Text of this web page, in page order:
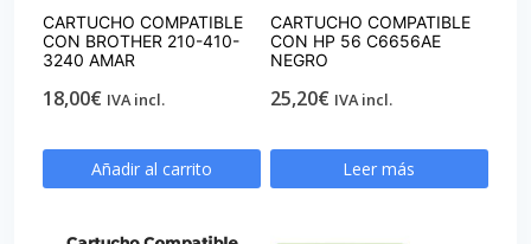
CARTUCHO COMPATIBLE
CON BROTHER 210-410-
3240 AMAR
18,00€ IVA incl.
Añadir al carrito
CARTUCHO COMPATIBLE
CON HP 56 C6656AE
NEGRO
25,20€ IVA incl.
Leer más